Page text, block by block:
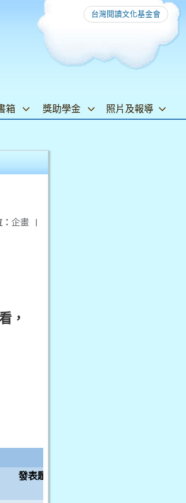
台灣閱讀文化基金會
箱 獎助學金 照片及報導
企畫 |
，
發表題目